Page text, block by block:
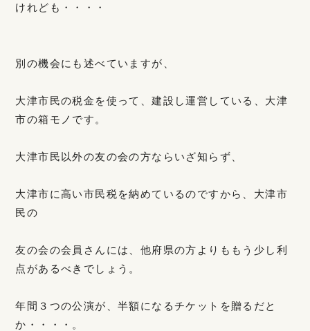
けれども・・・・
別の機会にも述べていますが、
大津市民の税金を使って、建設し運営している、大津
市の箱モノです。
大津市民以外の友の会の方ならいざ知らず、
大津市に高い市民税を納めているのですから、大津市
民の
友の会の会員さんには、他府県の方よりももう少し利
点があるべきでしょう。
年間３つの公演が、半額になるチケットを贈るだと
か・・・・。